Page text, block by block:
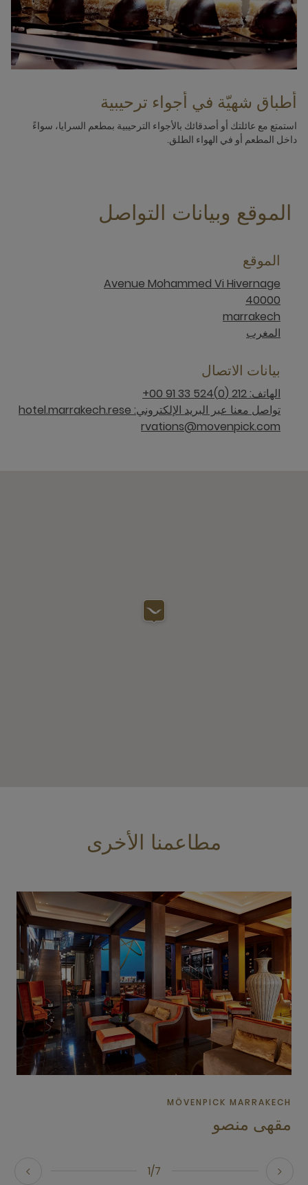
أطباق شهيّة في أجواء ترحيبية
استمتع مع عائلتك أو أصدقائك بالأجواء الترحيبية بمطعم السرايا، سواءً
داخل المطعم أو في الهواء الطلق.
الموقع وبيانات التواصل
الموقع
Avenue Mohammed Vi Hivernage
40000
marrakech
المغرب
بيانات الاتصال
الهاتف: 212 (0)524 33 91 00+
تواصل معنا عبر البريد الإلكتروني: hotel.marrakech.rese
rvations@movenpick.com
مطاعمنا الأخرى
1/7
MÖVENPICK MARRAKECH
مقهى منصو